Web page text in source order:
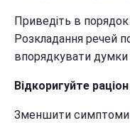
Приведіть в
Розкладання речей
впорядкувати думки
Відкоригуйте раціон
Зменшити симптоми